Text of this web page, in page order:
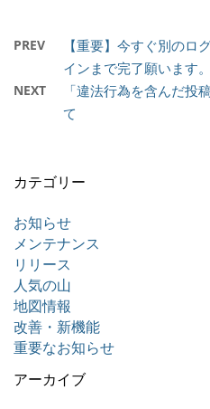
PREV
【重要】今すぐ別のロ
インまで完了願います
NEXT
「違法行為を含んだ投
て
カテゴリー
お知らせ
メンテナンス
リリース
人気の山
地図情報
改善・新機能
重要なお知らせ
アーカイブ